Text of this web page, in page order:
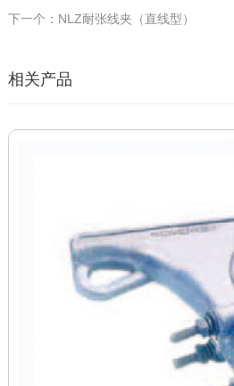
下一个：NLZ耐张线夹（直线型）
相关产品